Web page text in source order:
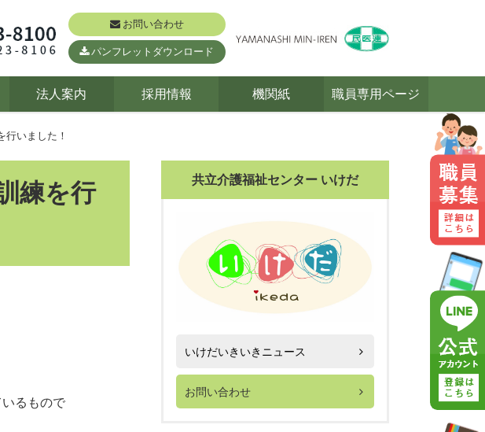
お問い合わせ
パンフレットダウンロード
法人案内 採用情報 機関紙 職員専用ページ
いました！
練を行
るもので
共立介護福祉センター いけだ
いけだいきいきニュース
お問い合わせ